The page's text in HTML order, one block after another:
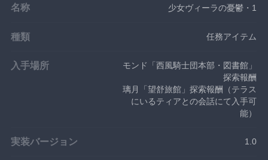
名称 少女ヴィーラの憂鬱・1
種類 任務アイテム
入手場所
モンド「西風騎士団本部・図書館」
探索報酬
璃月「望舒旅館」探索報酬（テラス
にいるティアとの会話にて入手可
能）
実装バージョン 1.0